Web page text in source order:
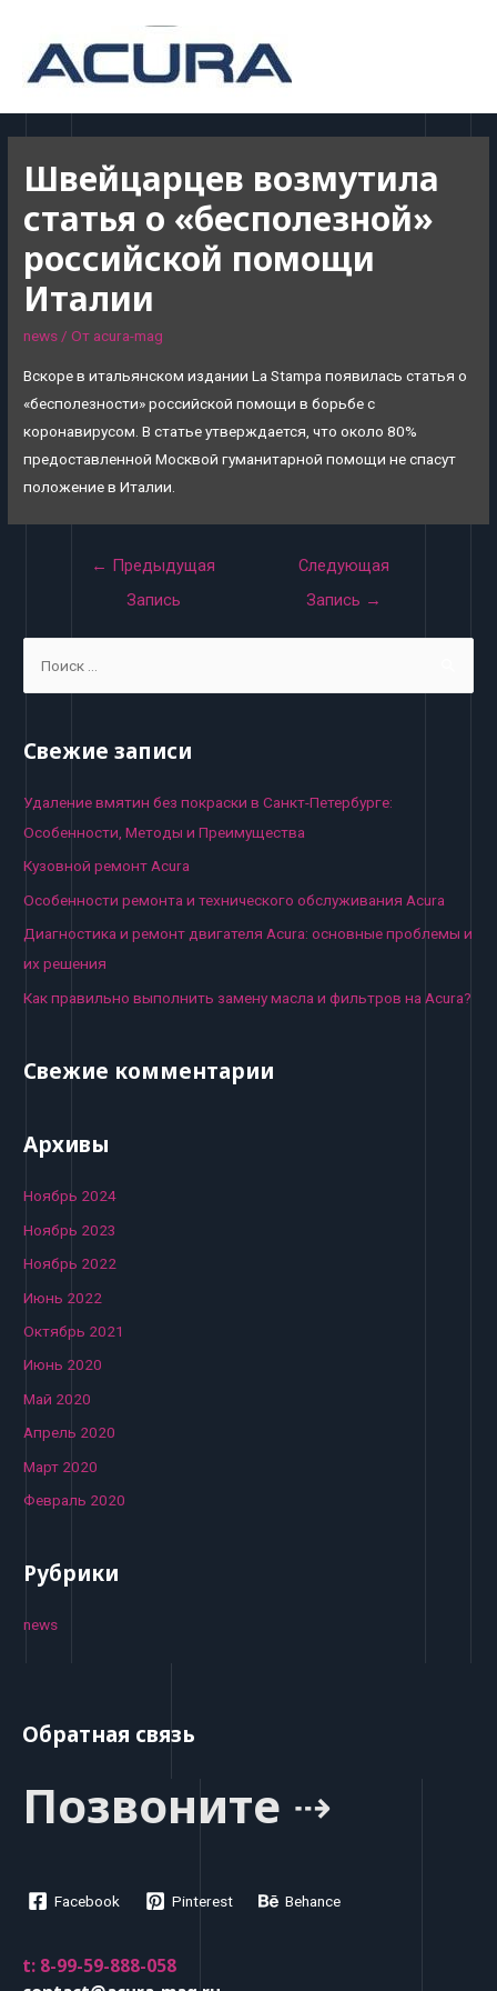
Швейцарцев возмутила
статья о «бесполезной»
российской помощи
Италии
news/ От acura-mag
Вскоре в итальянском издании La Stampa появилась статья о
«бесполезности» российской помощи в борьбе с
коронавирусом. В статье утверждается, что около 80%
предоставленной Москвой гуманитарной помощи не спасут
положение в Италии.
Навигация
← Предыдущая
Запись
Следующая
Запись →
r
h
f
o
Свежие записи
Удаление вмятин без покраски в Санкт-Петербурге:
Особенности, Методы и Преимущества
Кузовной ремонт Acura
Особенности ремонта и технического обслуживания Acura
Диагностика и ремонт двигателя Acura: основные проблемы и
их решения
Как правильно выполнить замену масла и фильтров на Acura?
Свежие комментарии
Архивы
Ноябрь 2024
Ноябрь 2023
Ноябрь 2022
Июнь 2022
Октябрь 2021
Июнь 2020
Май 2020
Апрель 2020
Март 2020
Февраль 2020
Рубрики
news
Обратная связь
Позвоните ⇢
Facebook Pinterest Behance
t: 8-99-59-888-058